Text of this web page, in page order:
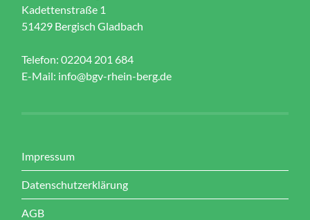
Kadettenstraße 1
51429 Bergisch Gladbach
Telefon: 02204 201 684
E-Mail: info@bgv-rhein-berg.de
Impressum
Datenschutzerklärung
AGB